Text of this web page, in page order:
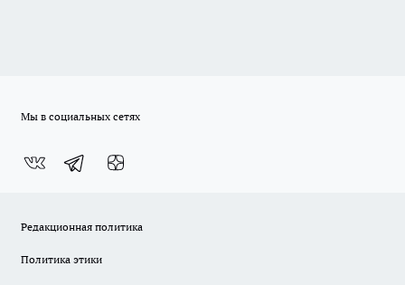
Мы в социальных сетях
Редакционная политика
Политика этики